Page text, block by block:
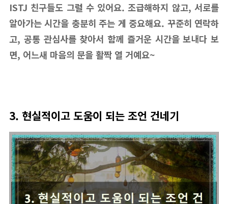
ISTJ 친구들도 그럴 수 있어요. 조급해하지 않고, 서로를
알아가는 시간을 충분히 주는 게 중요해요. 꾸준히 연락하
고, 공통 관심사를 찾아서 함께 즐거운 시간을 보내다 보
면, 어느새 마음의 문을 활짝 열 거예요~
3. 현실적이고 도움이 되는 조언 건네기